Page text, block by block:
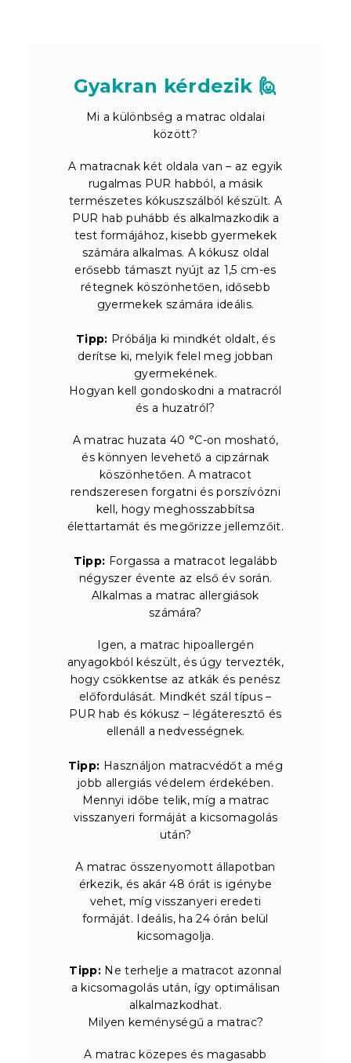
Gyakran kérdezik 🙋
Mi a különbség a matrac oldalai
között?
A matracnak két oldala van – az egyik
rugalmas PUR habból, a másik
természetes kókuszszálból készült. A
PUR hab puhább és alkalmazkodik a
test formájához, kisebb gyermekek
számára alkalmas. A kókusz oldal
erősebb támaszt nyújt az 1,5 cm-es
rétegnek köszönhetően, idősebb
gyermekek számára ideális.
Tipp: Próbálja ki mindkét oldalt, és
derítse ki, melyik felel meg jobban
gyermekének.
Hogyan kell gondoskodni a matracról
és a huzatról?
A matrac huzata 40 °C-on mosható,
és könnyen levehető a cipzárnak
köszönhetően. A matracot
rendszeresen forgatni és porszívózni
kell, hogy meghosszabbítsa
élettartamát és megőrizze jellemzőit.
Tipp: Forgassa a matracot legalább
négyszer évente az első év során.
Alkalmas a matrac allergiások
számára?
Igen, a matrac hipoallergén
anyagokból készült, és úgy tervezték,
hogy csökkentse az atkák és penész
előfordulását. Mindkét szál típus –
PUR hab és kókusz – légáteresztő és
ellenáll a nedvességnek.
Tipp: Használjon matracvédőt a még
jobb allergiás védelem érdekében.
Mennyi időbe telik, míg a matrac
visszanyeri formáját a kicsomagolás
után?
A matrac összenyomott állapotban
érkezik, és akár 48 órát is igénybe
vehet, míg visszanyeri eredeti
formáját. Ideális, ha 24 órán belül
kicsomagolja.
Tipp: Ne terhelje a matracot azonnal
a kicsomagolás után, így optimálisan
alkalmazkodhat.
Milyen keménységű a matrac?
A matrac közepes és magasabb